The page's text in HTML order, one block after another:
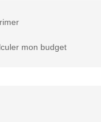
mon budget